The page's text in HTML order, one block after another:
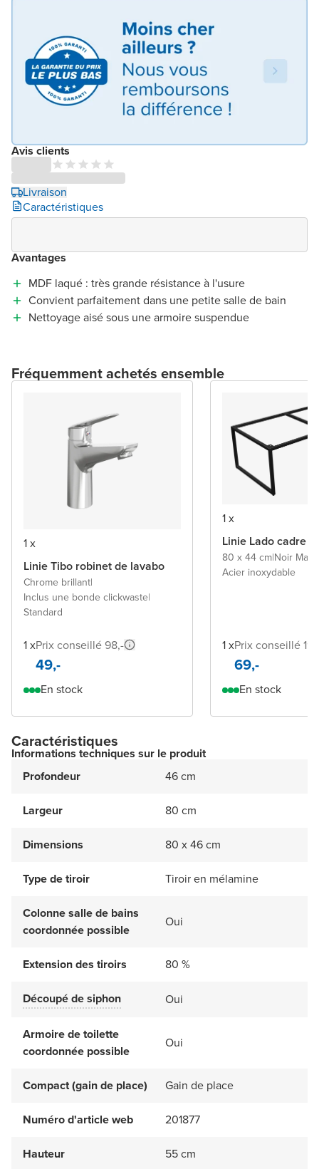
Avis clients
Livraison
Caractéristiques
Avantages
MDF laqué : très grande résistance à l'usure
Convient parfaitement dans une petite salle de bain
Nettoyage aisé sous une armoire suspendue
Fréquemment achetés ensemble
1 x
Linie Tibo robinet de lavabo
Chrome brillant|
Inclus une bonde clickwaste|
Standard
1 xPrix conseillé 98,-
49,-
En stock
1 x
Linie Lado cadre
80 x 44 cm|Noir Mat
Acier inoxydable
1 xPrix conseillé
69,-
En stock
Caractéristiques
Informations techniques sur le produit
Profondeur
46 cm
Largeur 80 cm
Dimensions 80 x 46 cm
Type de tiroir Tiroir en mélamine
Colonne salle de bains
coordonnée possible
Oui
Extension des tiroirs 80 %
Découpé de siphon Oui
Armoire de toilette
coordonnée possible
Oui
Compact (gain de place) Gain de place
Numéro d'article web 201877
Hauteur 55 cm